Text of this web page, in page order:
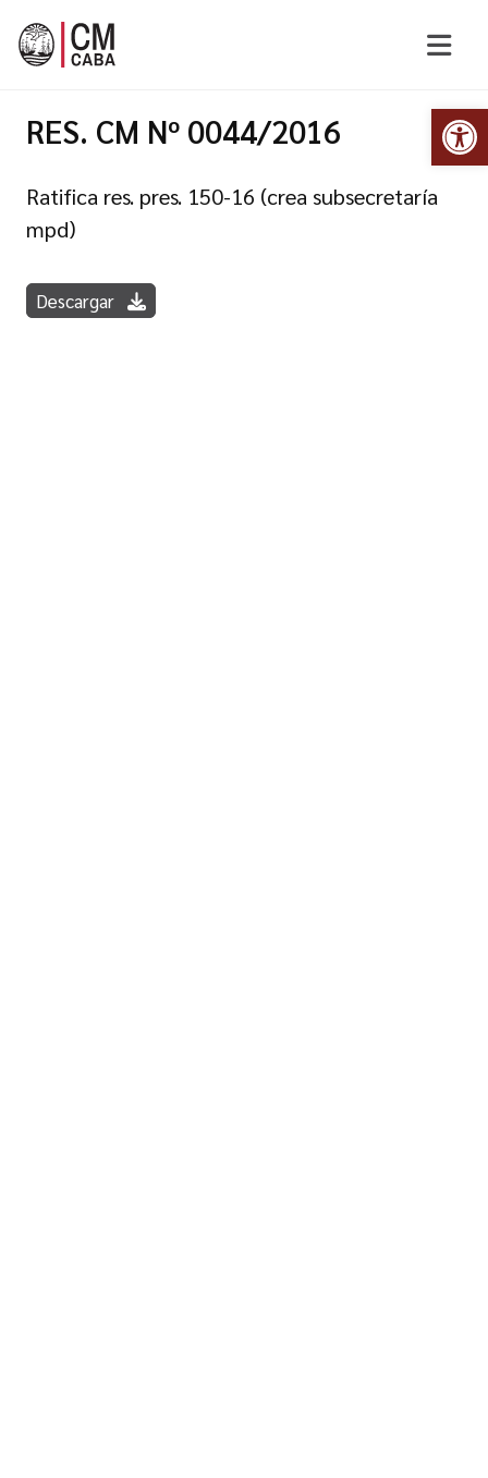
RES. CM Nº 0044/2016
Ratifica res. pres. 150-16 (crea subsecretaría
mpd)
Descargar